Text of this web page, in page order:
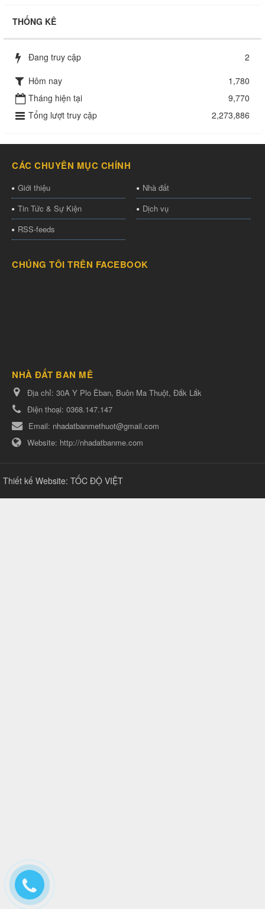
THỐNG KÊ
Đang truy cập
2
Hôm nay
1,780
Tháng hiện tại
9,770
Tổng lượt truy cập
2,273,886
CÁC CHUYÊN MỤC CHÍNH
Giới thiệu
Nhà đất
Tin Tức & Sự Kiện
Dịch vụ
RSS-feeds
CHÚNG TÔI TRÊN FACEBOOK
NHÀ ĐẤT BAN MÊ
Địa chỉ: 30A Y Plo Êban, Buôn Ma Thuột, Đắk Lắk
Điện thoại: 0368.147.147
Email: nhadatbanmethuot@gmail.com
Website: http://nhadatbanme.com
Thiết kế Website: TỐC ĐỘ VIỆT